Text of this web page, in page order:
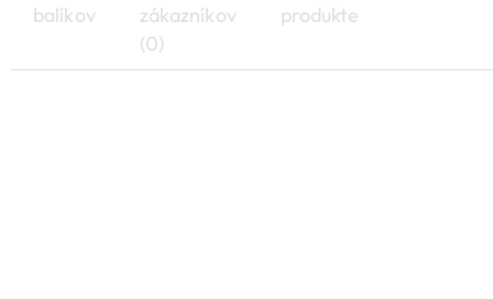
balíkov
zákazníkov
(0)
produkte